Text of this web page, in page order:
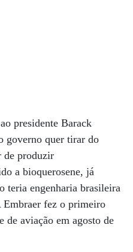
presidente Barack
governo quer tirar do
de produzir
a bioquerosene, já
teria engenharia brasileira
Embraer fez o primeiro
de aviação em agosto de